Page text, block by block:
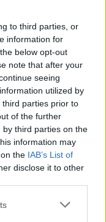
to third parties, or
information for
below opt-out
note that after your
seeing
utilized by
parties prior to
of the further
third parties on the
information may
the IAB’s List of
disclose it to other
alternatifs: ZIP